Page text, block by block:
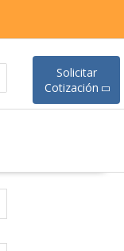
Solicitar
Cotización